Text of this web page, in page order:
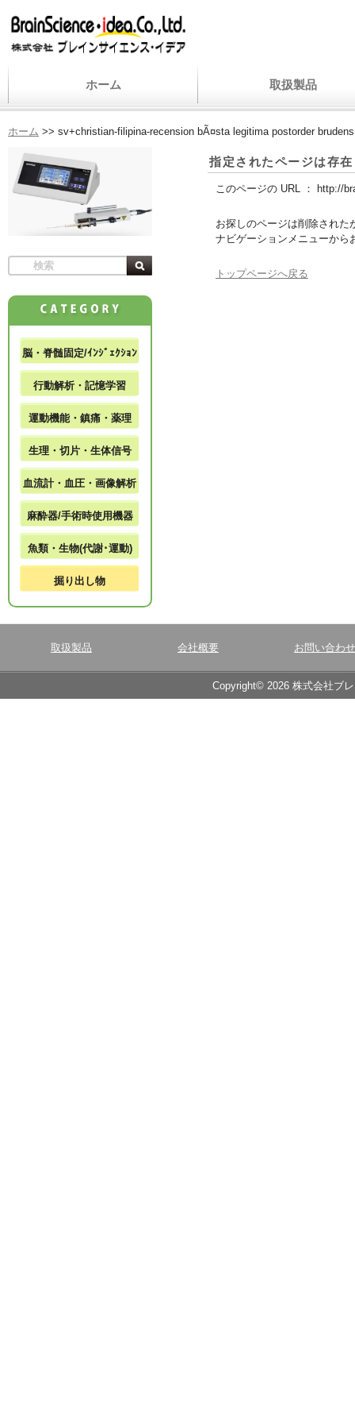
ホーム 取扱製品
ホーム >> sv+christian-filipina-recension bÃ¤sta legitima postorder
指定されたページは存
このページの URL ： http://
お探しのページは削除された
ナビゲーションメニューから
トップページへ戻る
脳・脊髄固定/ｲﾝｼﾞｪｸｼｮﾝ
行動解析・記憶学習
運動機能・鎮痛・薬理
生理・切片・生体信号
血流計・血圧・画像解析
麻酔器/手術時使用機器
魚類・生物(代謝･運動)
掘り出し物
取扱製品 会社概要 お問い合わせ
Copyright© 2026 株式会社ブ